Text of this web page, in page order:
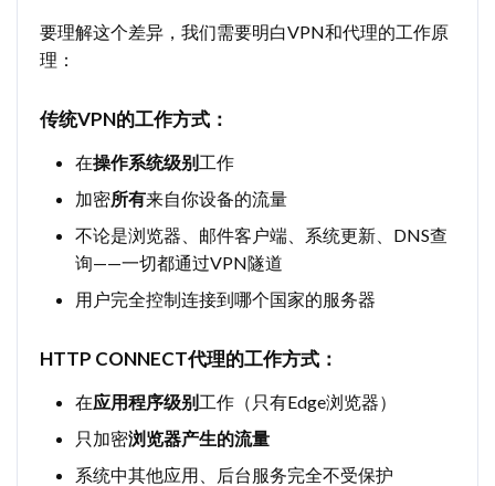
要理解这个差异，我们需要明白VPN和代理的工作原
理：
传统VPN的工作方式：
在操作系统级别工作
加密所有来自你设备的流量
不论是浏览器、邮件客户端、系统更新、DNS查
询——一切都通过VPN隧道
用户完全控制连接到哪个国家的服务器
HTTP CONNECT代理的工作方式：
在应用程序级别工作（只有Edge浏览器）
只加密浏览器产生的流量
系统中其他应用、后台服务完全不受保护